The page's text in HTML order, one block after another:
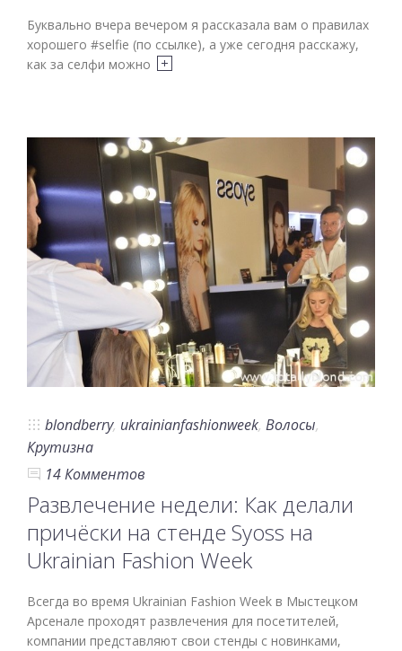
Буквально вчера вечером я рассказала вам о правилах
хорошего #selfie (по ссылке), а уже сегодня расскажу,
как за селфи можно
blondberry, ukrainianfashionweek, Волосы,
Крутизна
14 Комментов
Развлечение недели: Как делали
причёски на стенде Syoss на
Ukrainian Fashion Week
Всегда во время Ukrainian Fashion Week в Мыстецком
Арсенале проходят развлечения для посетителей,
компании представляют свои стенды с новинками,